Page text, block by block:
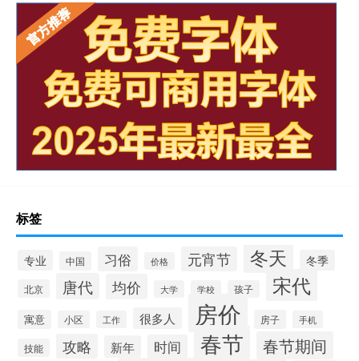
标签
专业 中国 习俗 价格 元宵节 冬天 冬季
北京 唐代 均价 大学 学校 孩子 宋代
寓意 小区 工作 很多人 房价 房子 手机
技能 攻略 新年 时间 春节 春节期间